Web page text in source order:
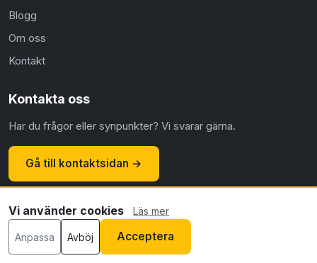
Blogg
Om oss
Kontakt
Kontakta oss
Har du frågor eller synpunkter? Vi svarar gärna.
Gå till kontaktsidan →
© 2026 Flyg.nu · Om oss·Kontakt
Cookiepolicy
Redaktionell policy
Vi använder cookies Läs mer
Anpassa Avböj Acceptera